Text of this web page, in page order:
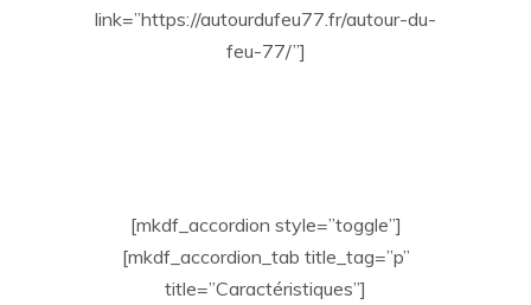
link=”https://autourdufeu77.fr/autour-du-
feu-77/”]
[mkdf_accordion style=”toggle”]
[mkdf_accordion_tab title_tag=”p”
title=”Caractéristiques”]